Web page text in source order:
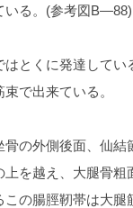
いる。(参考図B―88)
はとくに発達して
で出来ている。
の外側後面、仙結
を越え、大腿骨
の腸脛靭帯は大